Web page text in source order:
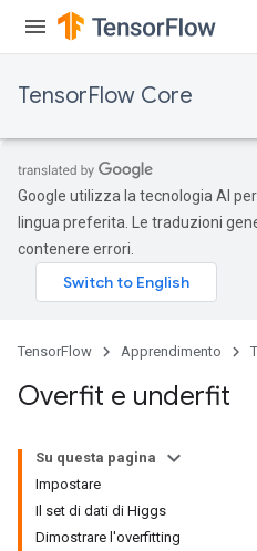
TensorFlow Core
Google utilizza la tecnologia AI
lingua preferita. Le traduzioni
contenere errori.
TensorFlow Apprendimento
Overfit e underfit
Su questa pagina
Impostare
Il set di dati di Higgs
Dimostrare l'overfitting